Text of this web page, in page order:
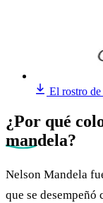
El rostro
¿Por qué
mandela?
Nelson Mandela
que se